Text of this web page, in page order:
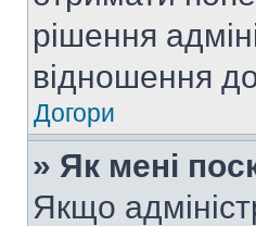
рішення
відношення
Догори
» Як мені
Якщо